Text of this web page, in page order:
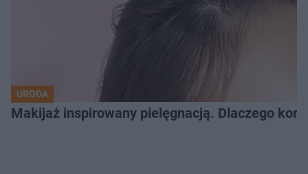
URODA
Makijaż inspirowany pielęgnacją. Dlaczego